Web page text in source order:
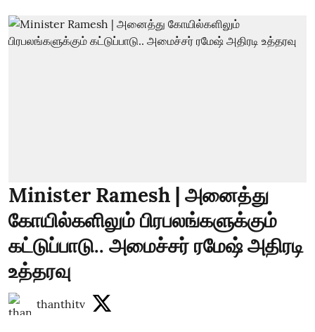
Minister Ramesh | அனைத்து
கோயில்களிலும் பிரபலங்களுக்கும்
கட்டுப்பாடு.. அமைச்சர் ரமேஷ் அதிரடி
உத்தரவு
thanthitv